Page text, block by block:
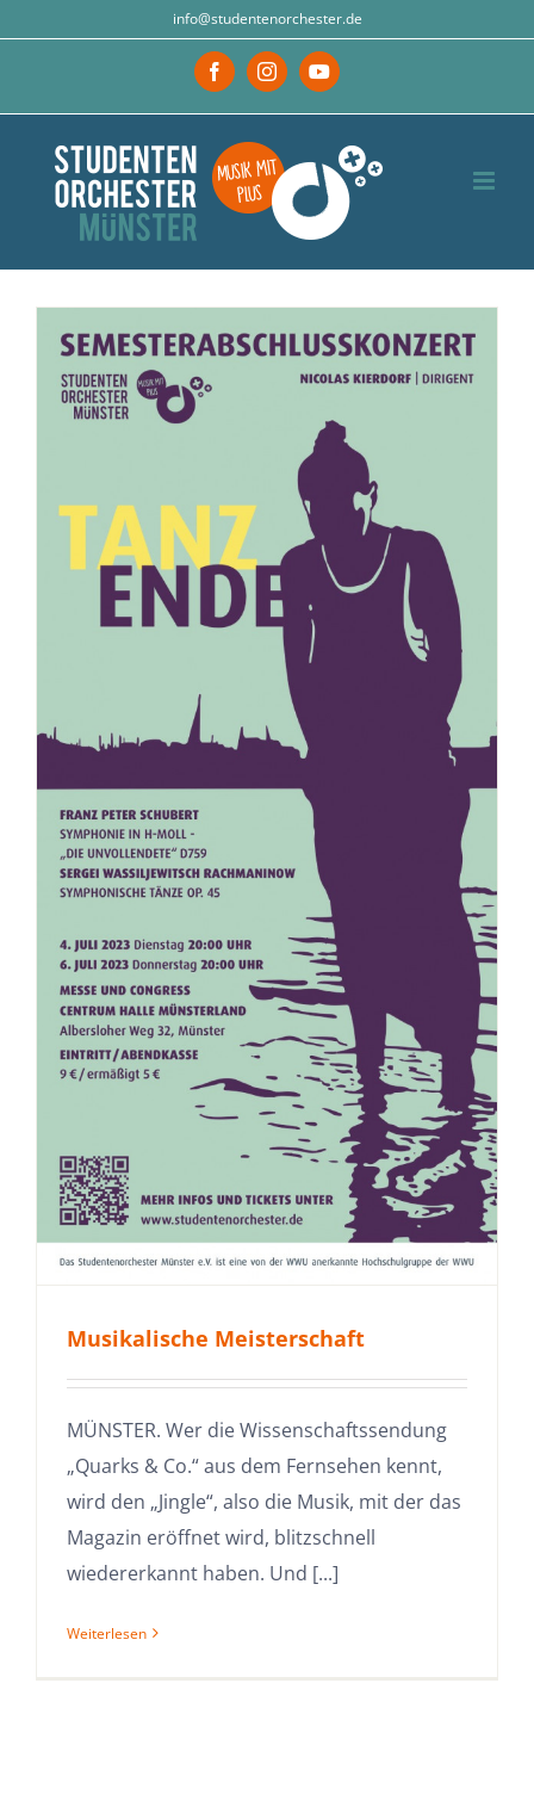
info@studentenorchester.de
FacebookInstagramYouTube
Musikalische Meisterschaft
MÜNSTER. Wer die Wissenschaftssendung
„Quarks & Co.“ aus dem Fernsehen kennt,
wird den „Jingle“, also die Musik, mit der das
Magazin eröffnet wird, blitzschnell
wiedererkannt haben. Und [...]
Weiterlesen